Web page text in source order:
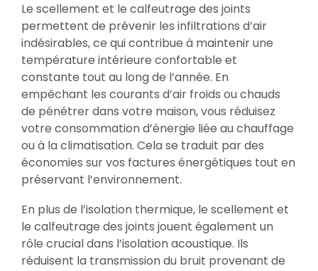
Le scellement et le calfeutrage des joints
permettent de prévenir les infiltrations d’air
indésirables, ce qui contribue à maintenir une
température intérieure confortable et
constante tout au long de l’année. En
empêchant les courants d’air froids ou chauds
de pénétrer dans votre maison, vous réduisez
votre consommation d’énergie liée au chauffage
ou à la climatisation. Cela se traduit par des
économies sur vos factures énergétiques tout en
préservant l’environnement.
En plus de l’isolation thermique, le scellement et
le calfeutrage des joints jouent également un
rôle crucial dans l’isolation acoustique. Ils
réduisent la transmission du bruit provenant de